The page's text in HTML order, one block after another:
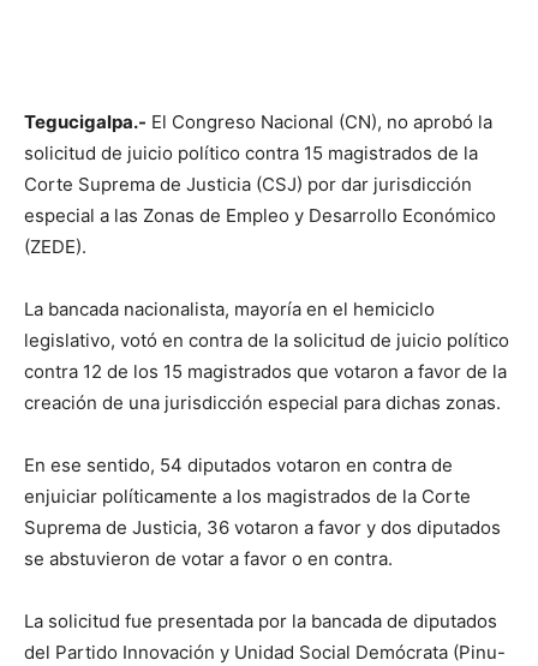
Tegucigalpa.- El Congreso Nacional (CN), no aprobó la
solicitud de juicio político contra 15 magistrados de la
Corte Suprema de Justicia (CSJ) por dar jurisdicción
especial a las Zonas de Empleo y Desarrollo Económico
(ZEDE).
La bancada nacionalista, mayoría en el hemiciclo
legislativo, votó en contra de la solicitud de juicio político
contra 12 de los 15 magistrados que votaron a favor de la
creación de una jurisdicción especial para dichas zonas.
En ese sentido, 54 diputados votaron en contra de
enjuiciar políticamente a los magistrados de la Corte
Suprema de Justicia, 36 votaron a favor y dos diputados
se abstuvieron de votar a favor o en contra.
La solicitud fue presentada por la bancada de diputados
del Partido Innovación y Unidad Social Demócrata (Pinu-